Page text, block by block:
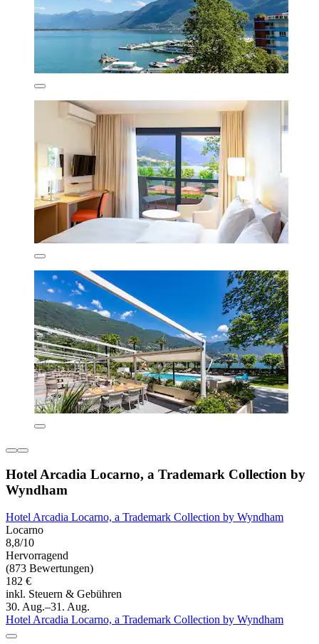
Hotel Arcadia Locarno, a Trademark Collection by
Wyndham
Hotel Arcadia Locarno, a Trademark Collection by Wyndham
Locarno
8,8/10
Hervorragend
(873 Bewertungen)
182 €
inkl. Steuern & Gebühren
30. Aug.–31. Aug.
Hotel Arcadia Locarno, a Trademark Collection by Wyndham